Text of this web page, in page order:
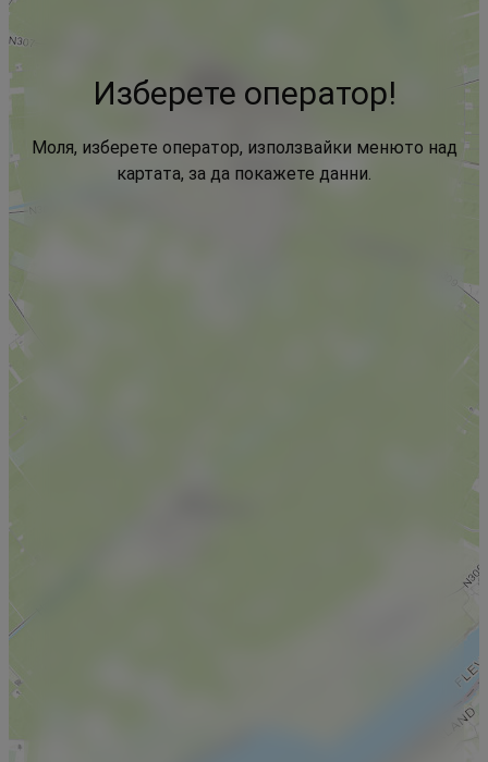
Изберете оператор!
Моля, изберете оператор, използвайки менюто над
картата, за да покажете данни.